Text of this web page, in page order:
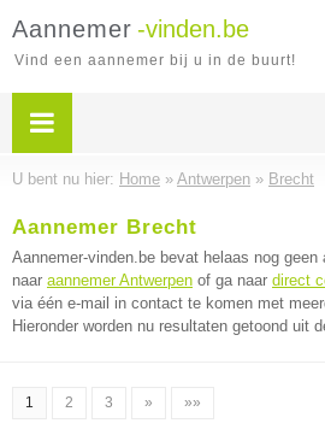
Aannemer -vinden.be
Vind een aannemer bij u in de buurt!
U bent nu hier: Home » Antwerpen » Brecht
Aannemer Brecht
Aannemer-vinden.be bevat helaas nog geen
naar aannemer Antwerpen of ga naar direct
via één e-mail in contact te komen met
Hieronder worden nu resultaten getoond uit
1 2 3 » »»